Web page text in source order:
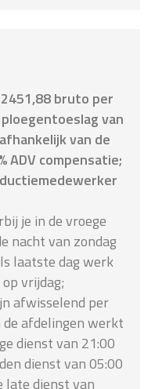
bruto per
van
van de
ADV compensatie;
je in de vroege
nacht van zondag
laatste dag werk
vrijdag;
afwisselend per
afdelingen werkt
dienst van 21:00
dienst van 05:00
late dienst van